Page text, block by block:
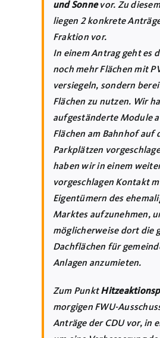
und Sonnevor. Zu
liegen 2 konkrete
Fraktion vor.
In einem Antrag geht es
noch mehr Flächen mit
versiegeln, sondern
Flächen zu nutzen. Wir
aufgeständerte Module
Flächen am Bahnhof auf
Parkplätzen
haben wir in einem
vorgeschlagen Kontakt
Eigentümern des
Marktes aufzunehmen,
möglicherweise dort die
Dachflächen für
Anlagen anzumieten.
Zum Punkt
morgigen FWU-
Anträge der CDU vor, in